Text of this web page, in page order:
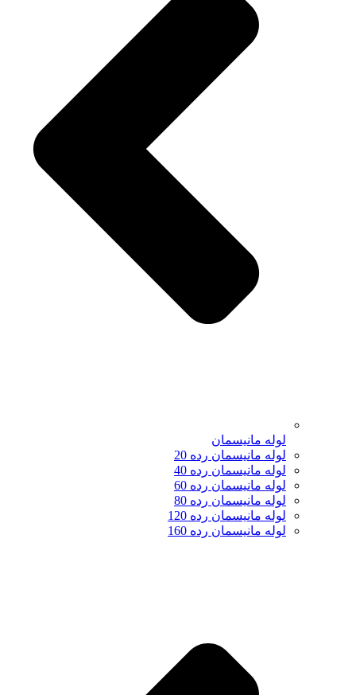
لوله مانیسمان
لوله مانیسمان رده 20
لوله مانیسمان رده 40
لوله مانیسمان رده 60
لوله مانیسمان رده 80
لوله مانیسمان رده 120
لوله مانیسمان رده 160